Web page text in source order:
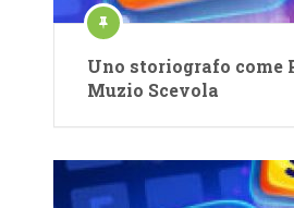
Uno storiografo come
Muzio Scevola